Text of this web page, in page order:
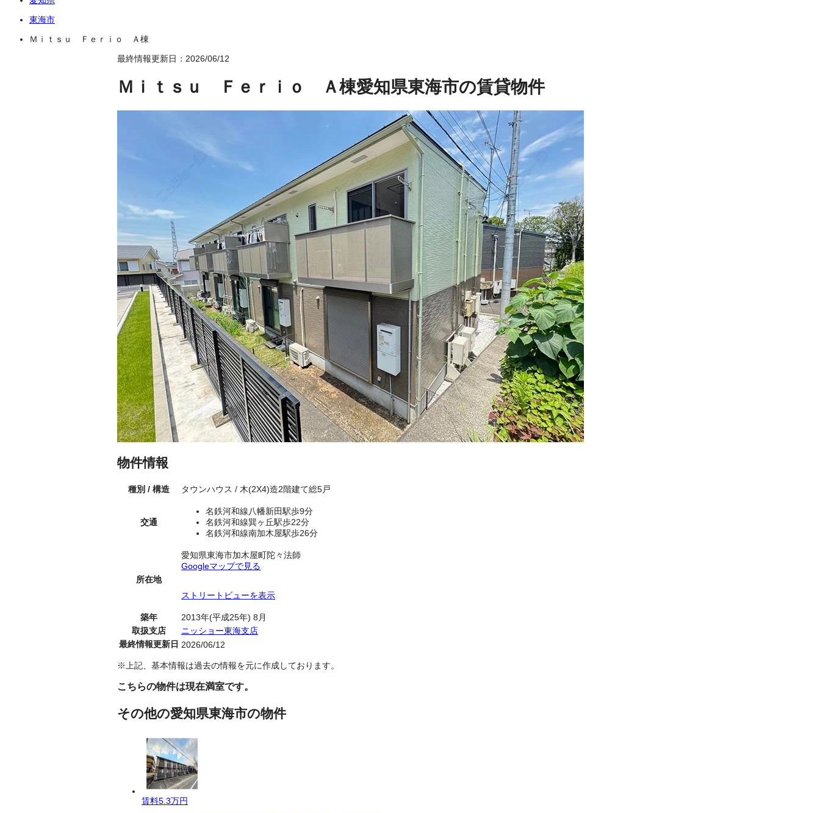
東海市
Ｍｉｔｓｕ Ｆｅｒｉｏ Ａ棟
最終情報更新日：2026/06/12
Ｍｉｔｓｕ Ｆｅｒｉｏ Ａ棟愛知県東海市の賃貸物件
物件情報
種別 / 構造 タウンハウス / 木(2X4)造2階建て総5戸
交通
名鉄河和線八幡新田駅歩9分
名鉄河和線巽ヶ丘駅歩22分
名鉄河和線南加木屋駅歩26分
所在地
愛知県東海市加木屋町陀々法師
Googleマップで見る
ストリートビューを表示
築年
2013年(平成25年) 8月
取扱支店
ニッショー東海支店
最終情報更新日 2026/06/12
※上記、基本情報は過去の情報を元に作成しております。
こちらの物件は現在満室です。
その他の愛知県東海市の物件
賃料5.3万円